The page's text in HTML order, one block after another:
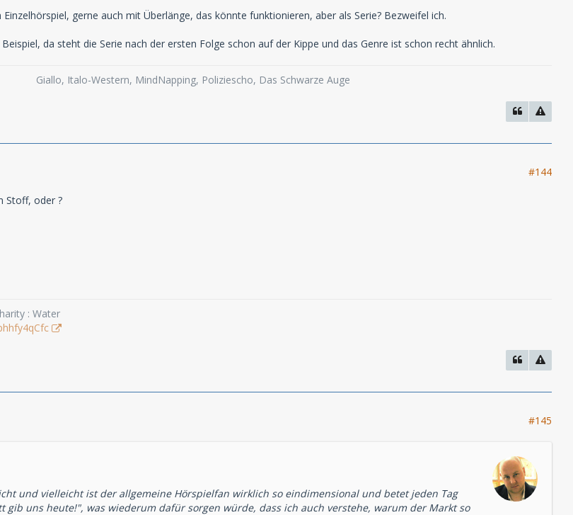
gerne auch mit Überlänge, das könnte funktionieren, aber als Serie? Bezweifel ich.
da steht die Serie nach der ersten Folge schon auf der Kippe und das Genre ist schon recht ähnlich.
Giallo, Italo-Western, MindNapping, Poliziescho, Das Schwarze Auge
#144
Stoff, oder ?
: Water
#145
und vielleicht ist der allgemeine Hörspielfan wirklich so eindimensional und betet jeden Tag
gib uns heute!", was wiederum dafür sorgen würde, dass ich auch verstehe, warum der Markt so